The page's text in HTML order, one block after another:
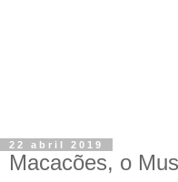
22 abril 2019
Macacões, o